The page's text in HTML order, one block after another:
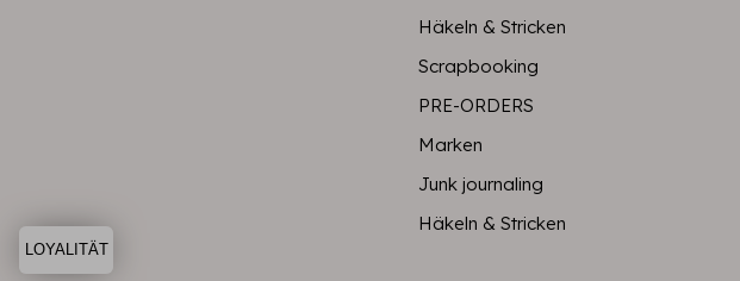
Häkeln & Stricken
Scrapbooking
PRE-ORDERS
Marken
Junk journaling
Häkeln & Stricken
LOYALITÄT